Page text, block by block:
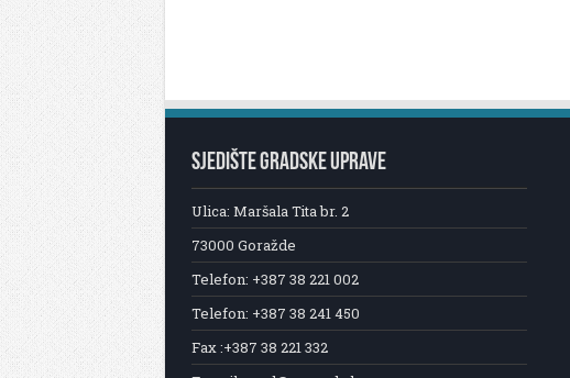
SJEDIŠTE GRADSKE UPRAVE
Ulica: Maršala Tita br. 2
73000 Goražde
Telefon: +387 38 221 002
Telefon: +387 38 241 450
Fax :+387 38 221 332